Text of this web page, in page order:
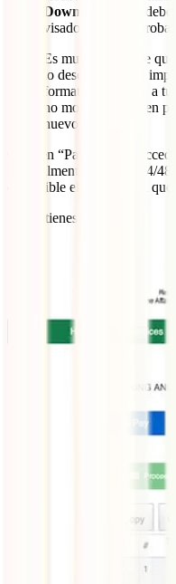
Download
: Aquí
visado una vez
Es muy importante
lo descargues y lo
formato no digital, a
no mostrar el QR en
nuevo visado ahí.
Clica en “Pay Now” y
Normalmente, en unas 24/
disponible el visado para que
¡Ya lo tienes!